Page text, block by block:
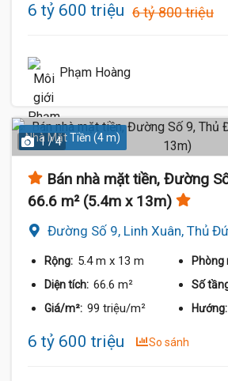
6 tỷ 600 triệu 6 tỷ 800 triệu
Phạm Hoàng
Nhà Mặt Tiền (4 m)
1 / 4
Bán nhà mặt tiền, Đường
66.6 m² (5.4m x 13m)
Đường Số 9, Linh Xuân, Thủ
Rộng: 5.4 m x 13 m Phòng
Diện tích: 66.6 m² Số
Giá/m²: 99 triệu/m² Hướng:
6 tỷ 600 triệu So sánh